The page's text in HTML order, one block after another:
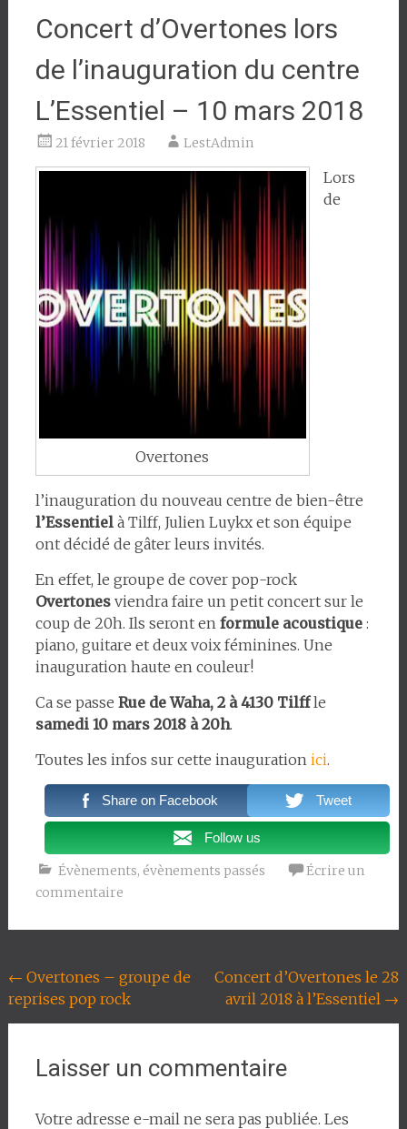
Concert d’Overtones lors
de l’inauguration du centre
L’Essentiel – 10 mars 2018
21 février 2018 LestAdmin
Overtones
Lors
de
l’inauguration du nouveau centre de bien-être
l’Essentielà Tilff, Julien Luykx et son équipe
ont décidé de gâter leurs invités.
En effet, le groupe de cover pop-rock
Overtonesviendra faire un petit concert sur le
coup de 20h. Ils seront en formule acoustique:
piano, guitare et deux voix féminines. Une
inauguration haute en couleur!
Ca se passe Rue de Waha, 2 à 4130 Tilffle
samedi 10 mars 2018 à 20h.
Toutes les infos sur cette inauguration ici.
Share on Facebook Tweet
Follow us
Évènements, évènements passés
Écrire un
commentaire
Navigation
de
← Overtones – groupe de
reprises pop rock
Concert d’Overtones le 28
avril 2018 à l’Essentiel →
Laisser un commentaire
Votre adresse e-mail ne sera pas publiée. Les